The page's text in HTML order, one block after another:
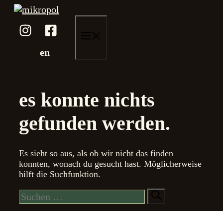
Zum
springen
en
es konnte nichts
gefunden werden.
Es sieht so aus, als ob wir nicht das finden
konnten, wonach du gesucht hast. Möglicherweise
hilft die Suchfunktion.
Suche
nach: